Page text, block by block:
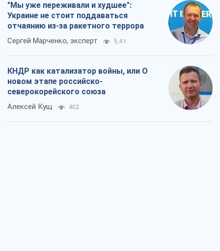
"Мы уже переживали и худшее":
Украине не стоит поддаваться
отчаянию из-за ракетного террора
Сергей Марченко, эксперт 5,4 т.
КНДР как катализатор войны, или О
новом этапе российско-
северокорейского союза
Алексей Кущ 402